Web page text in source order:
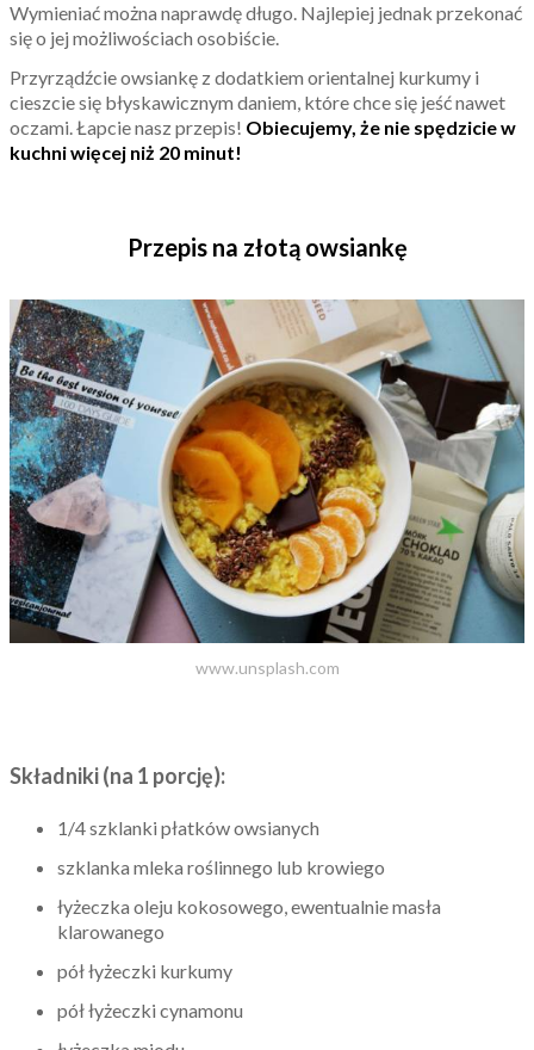
Wymieniać można naprawdę długo. Najlepiej jednak przekonać
się o jej możliwościach osobiście.
Przyrządźcie owsiankę z dodatkiem orientalnej kurkumy i
cieszcie się błyskawicznym daniem, które chce się jeść nawet
oczami. Łapcie nasz przepis! Obiecujemy, że nie spędzicie w
kuchni więcej niż 20 minut!
Przepis na złotą owsiankę
www.unsplash.com
Składniki (na 1 porcję):
1/4 szklanki płatków owsianych
szklanka mleka roślinnego lub krowiego
łyżeczka oleju kokosowego, ewentualnie masła
klarowanego
pół łyżeczki kurkumy
pół łyżeczki cynamonu